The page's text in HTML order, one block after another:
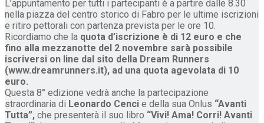
L’appuntamento per tutti i partecipanti è a partire dalle 8.30
nella piazza del centro storico di Fabro per le ultime iscrizioni
e ritiro pettorali con partenza prevista per le ore 10.
Ricordiamo che la quota d’iscrizione è di 12 euro e che
fino alla mezzanotte del 2 novembre sarà possibile
iscriversi on line dal sito della Dream Runners
(www.dreamrunners.it), ad una quota agevolata di 10
euro.
Questa 8° edizione vedrà anche la partecipazione
straordinaria di Leonardo Cenci e della sua Onlus “Avanti
Tutta”, che presenterà il suo libro “Vivi! Ama! Corri! Avanti